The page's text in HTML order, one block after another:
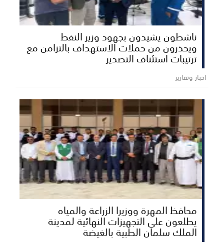
ناشطون يشيدون بجهود وزير النفط
ويحذرون من حملات الاستهداف بالتزامن مع
ترتيبات استئناف التصدير
اخبار وتقارير
محافظ المهرة ووزيرا الزراعة والمياه
يطلعون على التجهيزات النهائية لمدينة
الملك سلمان الطبية بالغيضة